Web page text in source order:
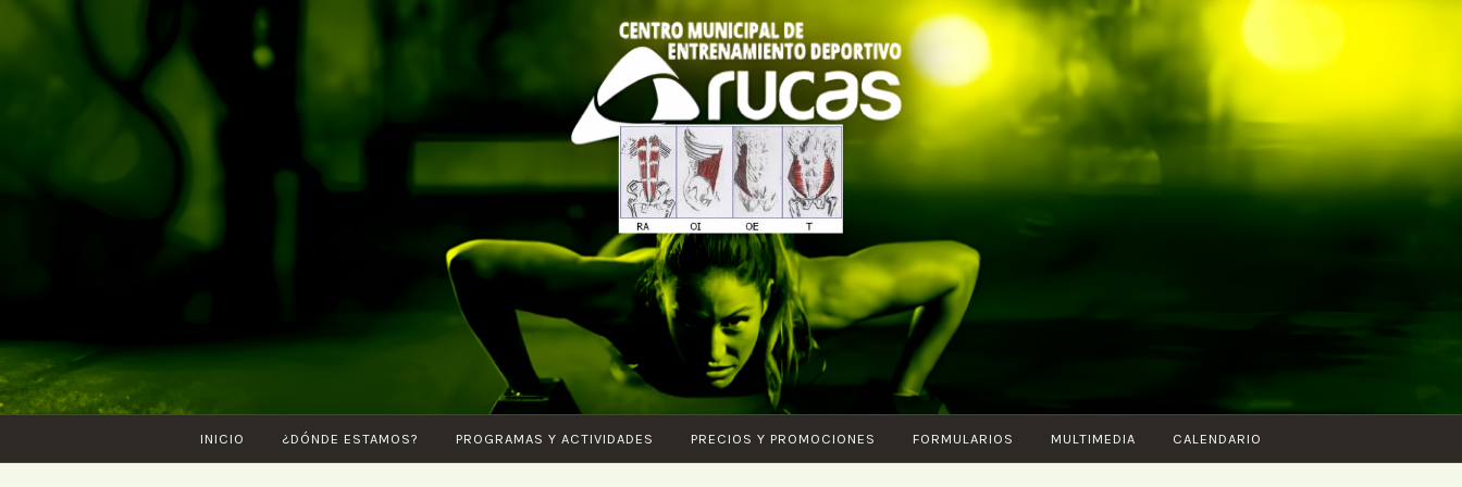
contenido
CENTRO DE
ENTRENAMIENTO
DEPORTIVO
ARUCAS
Piscina – Fitness –
Entrenamiento
funcional – Karate –
Pilates – Ciclo Indoor –
Core – Vital – Aquagym
INICIO ¿DÓNDE ESTAMOS? PROGRAMAS Y ACTIVIDADES PRECIOS Y PROMOCIONES FORMULARIOS MULTIMEDIA CALENDARIO